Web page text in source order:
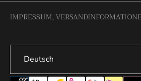
IMPRESSUM,
Impressum
AGBDeutsch